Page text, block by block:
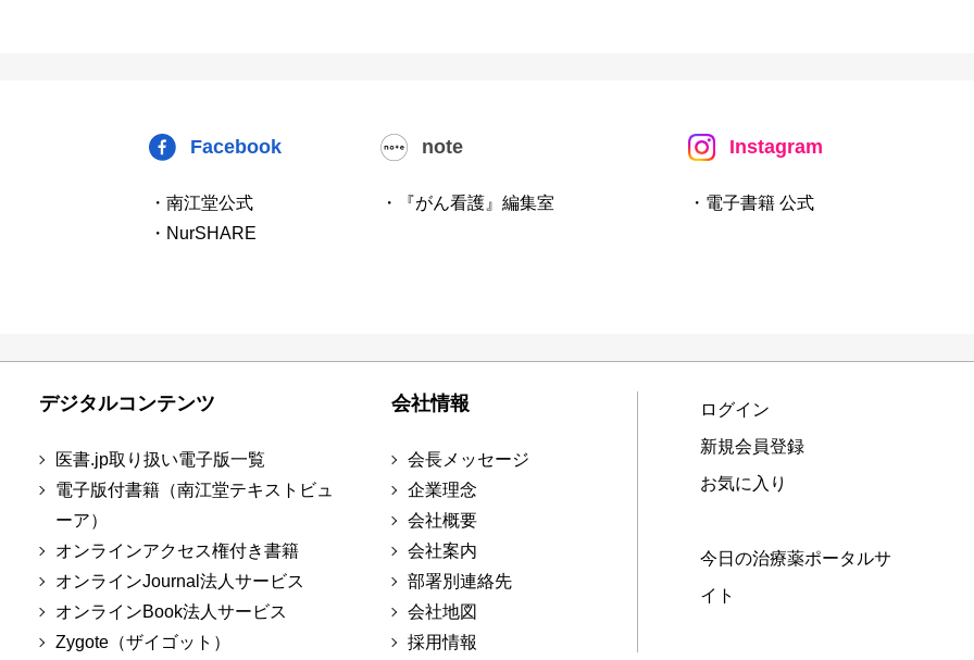
Facebook
・南江堂公式
・NurSHARE
note
・『がん看護』編集室
Instagram
・電子書籍 公式
デジタルコンテンツ
医書.jp取り扱い電子版一覧
電子版付書籍（南江堂テキストビュ
ーア）
オンラインアクセス権付き書籍
オンラインJournal法人サービス
オンラインBook法人サービス
Zygote（ザイゴット）
会社情報
会長メッセージ
企業理念
会社概要
会社案内
部署別連絡先
会社地図
採用情報
ログイン
新規会員登録
お気に入り
今日の治療薬ポータルサ
イト